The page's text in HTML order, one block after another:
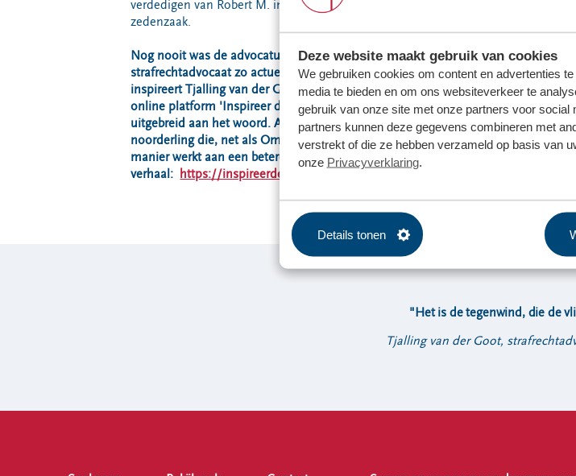
Deze website maakt gebruik van cookies
We gebruiken cookies om content en advertenties
media te bieden en om ons websiteverkeer te
gebruik van onze site met onze partners voor social
partners kunnen deze gegevens combineren met
verstrekt of die ze hebben verzameld op basis van
onze Privacyverklaring.
Details tonen
verdedigen van Robert M. in de Amsterdamse
zedenzaak.
Nog nooit was de advocatuur en de rol van de
strafrechtadvocaat zo actueel als nu. Wat
inspireert Tjalling van der Goot? Op ons
online platform 'Inspireer de Wereld' komt hij
uitgebreid aan het woord. Als markante
noorderling die, net als Omrin, op zijn eigen
manier werkt aan een betere wereld. Lees zijn
verhaal:
https://inspireerdewereld.nl/tjalling
"Het is de tegenwind, die de
Tjalling van der Goot,